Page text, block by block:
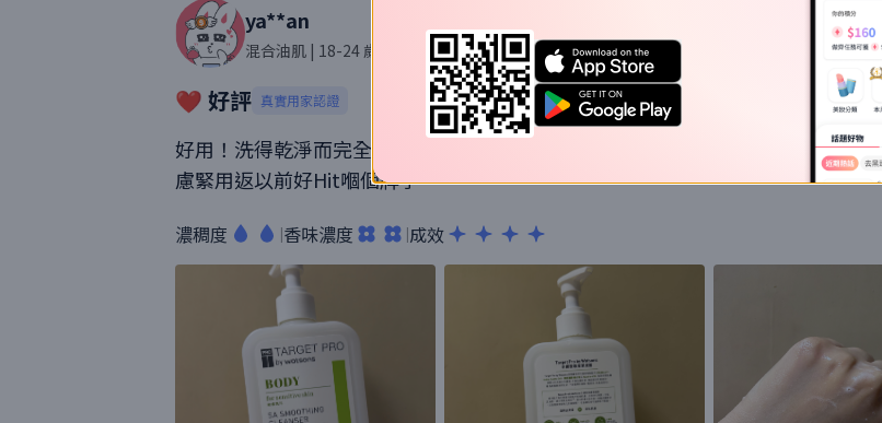
ya**an
混合油肌 | 18-24 歲 | 39則評價
❤️ 好評 真實用家認證
好用！洗得乾淨而完全唔會乾或緊繃！大大支所以就算背脊有暗瘡嗰排都會用！
慮緊用返以前好Hit嗰個牌子。
濃稠度 |香味濃度 |成效